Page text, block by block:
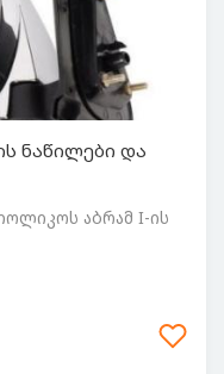
ნაწილები და
აბრამ I-ის